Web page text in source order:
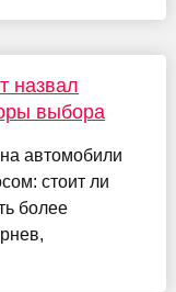
назвал
выбора
автомобили
стоит ли
более